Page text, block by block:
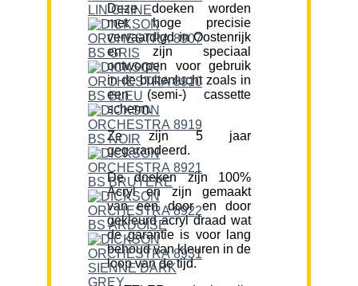
Deze doeken worden
met hoge precisie
vervaardigd in Oostenrijk
en zijn speciaal
ontworpen voor gebruik
in de buitenlucht zoals in
een (semi-) cassette
scherm.
Ze zijn 5 jaar
gegarandeerd.
De doeken zijn 100%
Acryl en zijn gemaakt
van een door en door
gekleurd acryl draad wat
de garantie is voor lang
behoud van kleuren in de
loop van de tijd.